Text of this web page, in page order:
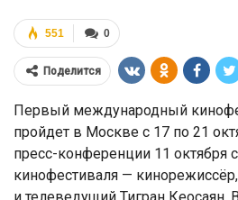
0
551
Поделится
Первый международный
пройдет в Москве с 17 по 21
пресс-конференции 11 октября
кинофестиваля —